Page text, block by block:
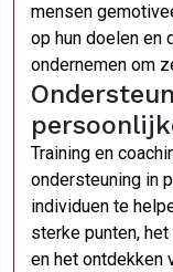
mensen
op hun doelen en
ondernemen om
Training en
ondersteuning in
individuen te
sterke punten,
en het ontdekken